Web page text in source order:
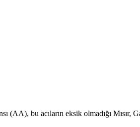
bu acıların eksik olmadığı Mısır,